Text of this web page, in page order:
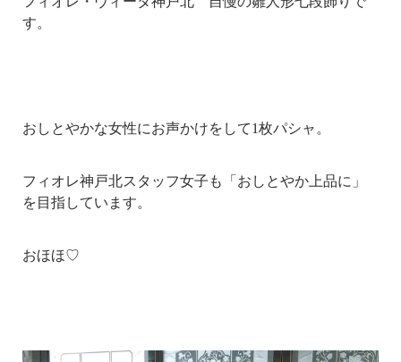
す。
おしとやかな女性にお声かけをして1枚パシャ。
フィオレ神戸北スタッフ女子も「おしとやか上品に」
を目指しています。
おほほ♡